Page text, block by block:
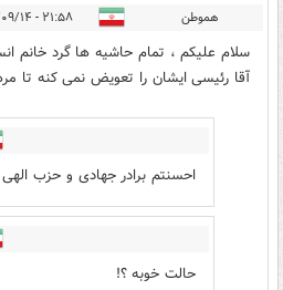
هموطن ۲۱:۵۸ - ۱۴۰۱/۰۹/۱۴
سلام علیکم ، تمام حاشیه ها گرد خانم
آقا رئیسی ایشان را تعویض نمی کنه تا
احسنتم برادر جهادی و حزب
حالت خوبه ؟!